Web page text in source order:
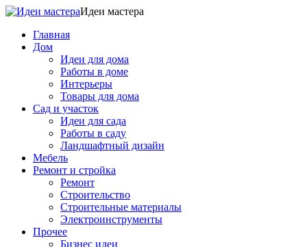
Идеи мастера
Главная
Дом
Идеи для дома
Работы в доме
Интерьеры
Товары для дома
Сад и участок
Идеи для сада
Работы в саду
Ландшафтный дизайн
Мебель
Ремонт и стройка
Ремонт
Строительство
Строительные материалы
Электроинструменты
Прочее
Бизнес идеи